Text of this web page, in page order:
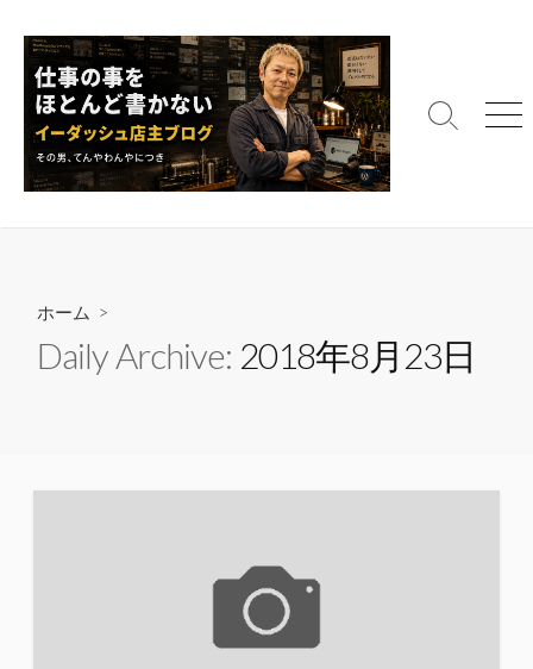
キ
検
メ
ホーム >
Daily Archive: 2018年8月23日